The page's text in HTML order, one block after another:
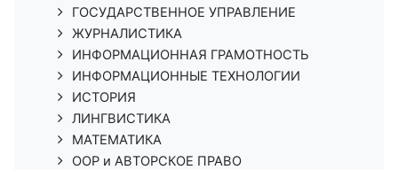
ГОСУДАРСТВЕННОЕ УПРАВЛЕНИЕ
ЖУРНАЛИСТИКА
ИНФОРМАЦИОННАЯ ГРАМОТНОСТЬ
ИНФОРМАЦИОННЫЕ ТЕХНОЛОГИИ
ИСТОРИЯ
ЛИНГВИСТИКА
МАТЕМАТИКА
ООР и АВТОРСКОЕ ПРАВО